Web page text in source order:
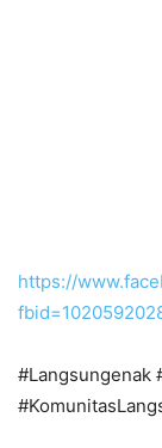
https://
#Langsungenak